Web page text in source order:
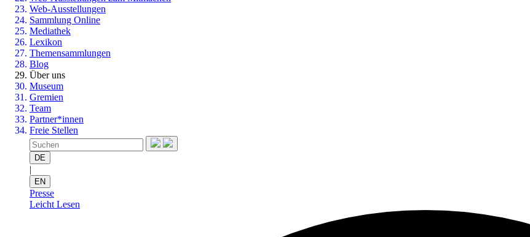
Web-Ausstellungen
Sammlung Online
Mediathek
Lexikon
Themensammlungen
Blog
Über uns
Museum
Gremien
Team
Partner*innen
Freie Stellen
DE
|
EN
Presse
Leicht Lesen